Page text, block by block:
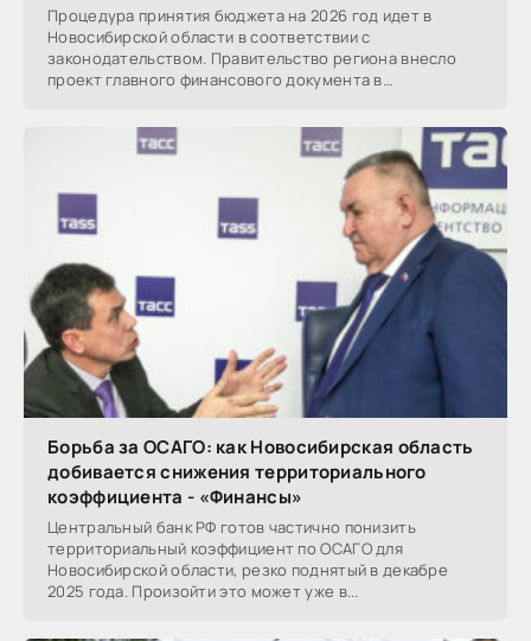
Процедура принятия бюджета на 2026 год идет в
Новосибирской области в соответствии с
законодательством. Правительство региона внесло
проект главного финансового документа в
Борьба за ОСАГО: как Новосибирская область
добивается снижения территориального
коэффициента - «Финансы»
Центральный банк РФ готов частично понизить
территориальный коэффициент по ОСАГО для
Новосибирской области, резко поднятый в декабре
2025 года. Произойти это может уже в...